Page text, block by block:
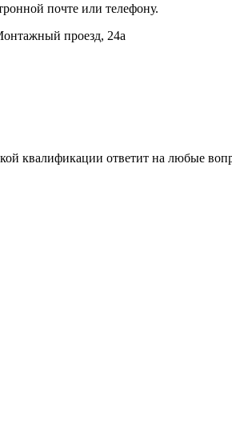
почте или телефону.
проезд, 24а
квалификации ответит на любые